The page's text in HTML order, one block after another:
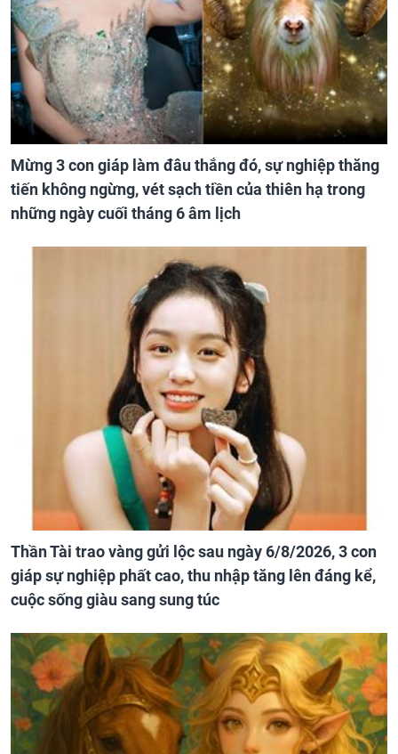
Mừng 3 con giáp làm đâu thắng đó, sự nghiệp thăng
tiến không ngừng, vét sạch tiền của thiên hạ trong
những ngày cuối tháng 6 âm lịch
Thần Tài trao vàng gửi lộc sau ngày 6/8/2026, 3 con
giáp sự nghiệp phất cao, thu nhập tăng lên đáng kể,
cuộc sống giàu sang sung túc